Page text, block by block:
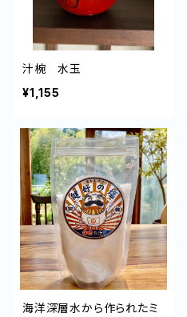
汁椀 水玉
¥1,155
海洋深層水から作られたミ